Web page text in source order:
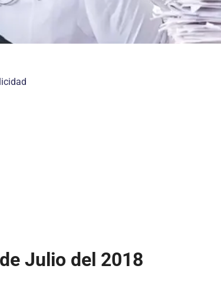
Julio del 2018